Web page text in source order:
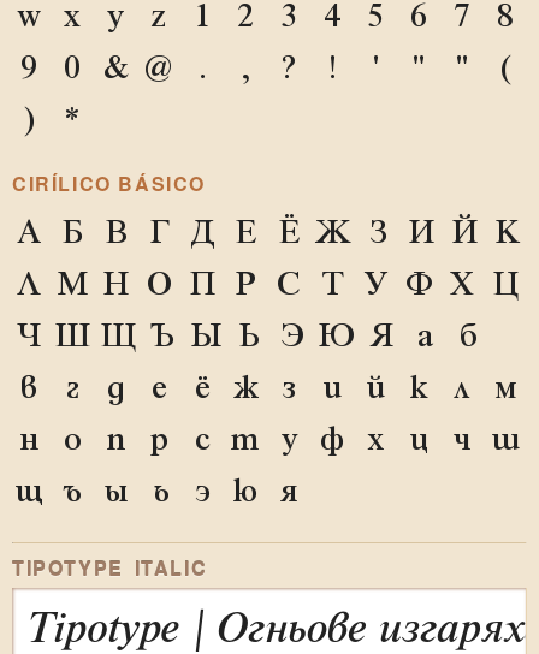
w
x y z 1 2 3 4 5 6 7
8
9
0 & @ . , ? ! ' " "
(
)
*
CIRÍLICO BÁSICO
А Б В Г Д Е Ё Ж З И Й К
Л М Н О П Р С Т У Ф Х Ц
Ч Ш Щ Ъ Ы Ь Э Ю Я а
б
в
г д е ё ж з и й к л
м
н
о п р с т у ф х ц ч
ш
щ
ъ ы ь э ю я
TIPOTYPE ITALIC
Tipotype | Огньове